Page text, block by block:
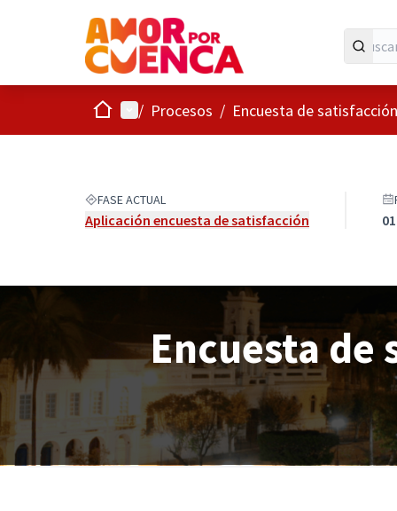
InicioMenú principal
/ Procesos / Encuesta de
FASE ACTUAL
Aplicación encuesta de satisfacción
Encuesta de